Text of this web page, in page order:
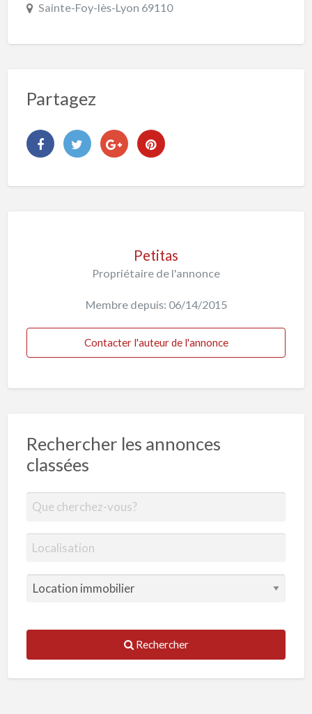
Sainte-Foy-lès-Lyon 69110
Partagez
Petitas
Propriétaire de l'annonce
Membre depuis: 06/14/2015
Contacter l'auteur de l'annonce
Rechercher les annonces
classées
Rechercher